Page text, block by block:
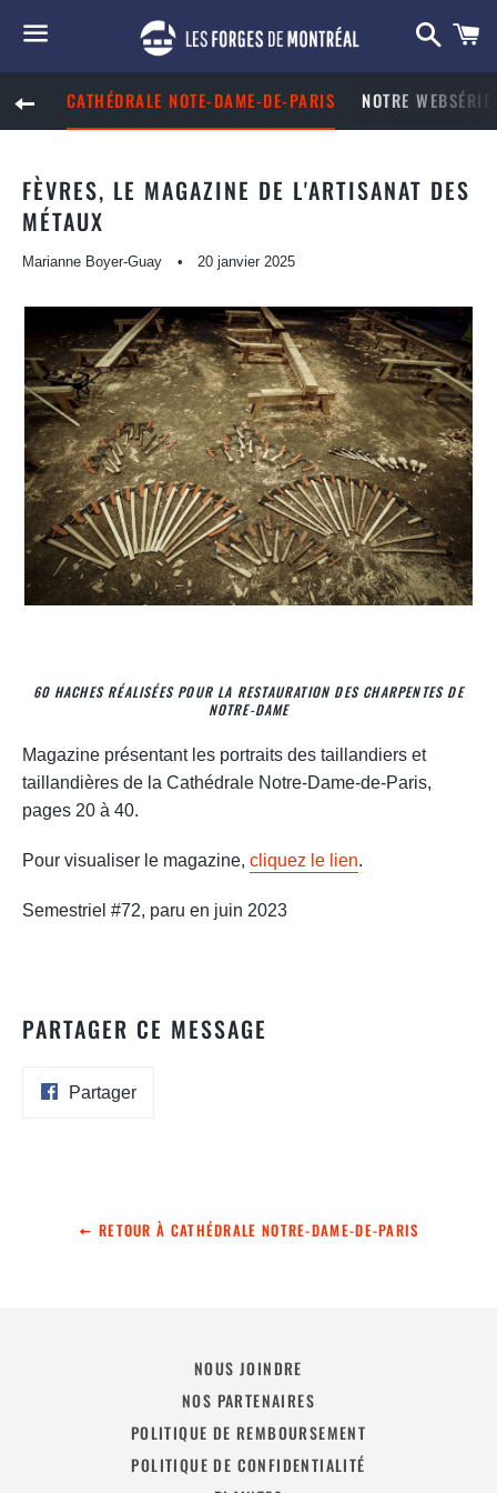
RETOUR À LA NAVIGATION SUR LE SITE
CATHÉDRALE NOTE-DAME-DE-PARIS NOTRE
FÈVRES, LE MAGAZINE DE L'ARTISANAT DES
MÉTAUX
Marianne Boyer-Guay 20 janvier 2025
60 HACHES RÉALISÉES POUR LA RESTAURATION DES CHARPENTES DE
NOTRE-DAME
Magazine présentant les portraits des taillandiers et
taillandières de la Cathédrale Notre-Dame-de-Paris,
pages 20 à 40.
Pour visualiser le magazine, cliquez le lien.
Semestriel #72, paru en juin 2023
PARTAGER CE MESSAGE
PartagerPartager
RETOUR À CATHÉDRALE NOTRE-DAME-DE-PARIS
NOUS JOINDRE
NOS PARTENAIRES
POLITIQUE DE REMBOURSEMENT
POLITIQUE DE CONFIDENTIALITÉ